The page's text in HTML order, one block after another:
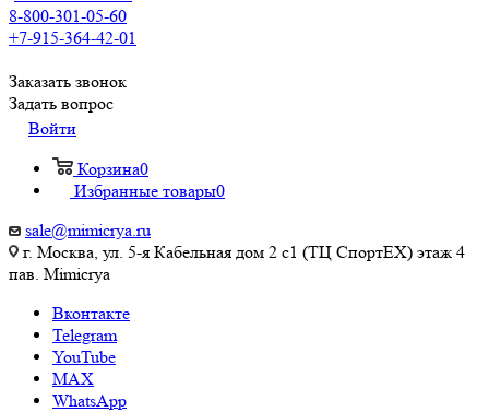
8-800-301-05-60
+7-915-364-42-01
Заказать звонок
Задать вопрос
Войти
Корзина0
Избранные товары0
sale@mimicrya.ru
г. Москва, ул. 5-я Кабельная дом 2 с1 (ТЦ СпортEX) этаж 4
пав. Mimicrya
Вконтакте
Telegram
YouTube
MAX
WhatsApp